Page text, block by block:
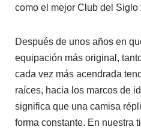
como el mejor Club del
Después de unos años en
equipación más original,
cada vez más acendrada
raíces, hacia los marcos de
significa que una camisa
forma constante. En nuestra